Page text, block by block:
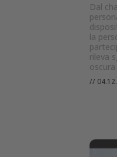
Dal
la
rileva
//